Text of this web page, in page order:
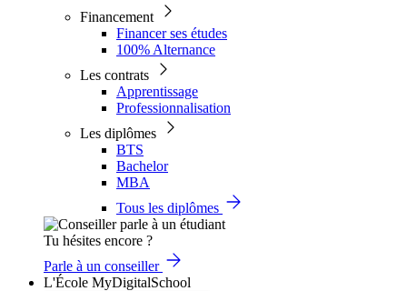
Financement
Financer ses études
100% Alternance
Les contrats
Apprentissage
Professionnalisation
Les diplômes
BTS
Bachelor
MBA
Tous les diplômes
Tu hésites encore ?
Parle à un conseiller
L'École MyDigitalSchool